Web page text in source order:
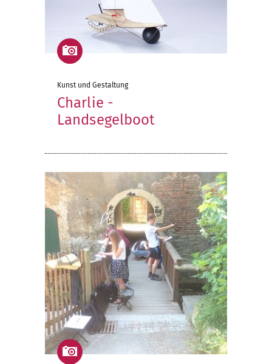
Charlie -
Landsegelboot
Kunst und Gestaltung